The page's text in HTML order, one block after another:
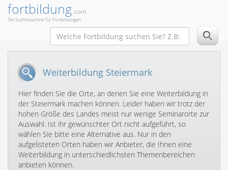
fortbildung.com
Die Suchmaschine für Fortbildungen
Weiterbildung Steiermark
Hier finden Sie die Orte, an denen Sie eine Weiterbildung in
der Steiermark machen können. Leider haben wir trotz der
hohen Größe des Landes meist nur wenige Seminarorte zur
Auswahl. Ist ihr gewünschter Ort nicht aufgeführt, so
wählen Sie bitte eine Alternative aus. Nur in den
aufgelisteten Orten haben wir Anbieter, die Ihnen eine
Weiterbildung in unterschiedlichsten Themenbereichen
anbieten können.